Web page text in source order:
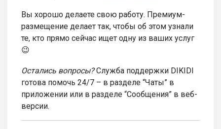
Вы хорошо делаете свою работу. Премиум-
размещение делает так, чтобы об этом узнали
те, кто прямо сейчас ищет одну из ваших услуг
😉
Остались вопросы?Служба поддержки DIKIDI
готова помочь 24/7 – в разделе “Чаты” в
приложении или в разделе “Сообщения” в веб-
версии.